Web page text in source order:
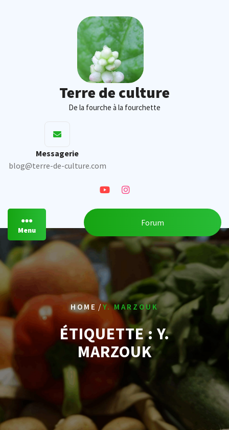
Terre de culture
De la fourche à la fourchette
Messagerie
blog@terre-de-culture.com
Menu
Forum
HOME /Y. MARZOUK
ÉTIQUETTE :Y.
MARZOUK